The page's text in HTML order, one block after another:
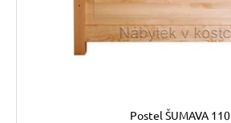
Postel ŠUMAVA 110